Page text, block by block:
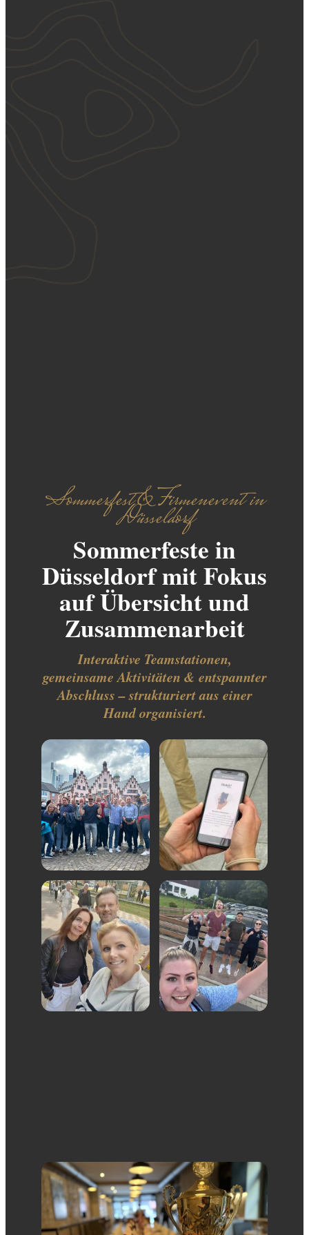
Sommerfest & Firmenevent in
Düsseldorf
Sommerfeste in
Düsseldorf mit Fokus
auf Übersicht und
Zusammenarbeit
Interaktive Teamstationen,
gemeinsame Aktivitäten & entspannter
Abschluss – strukturiert aus einer
Hand organisiert.